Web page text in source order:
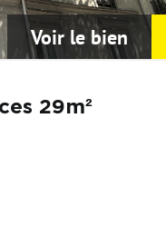
Voir le bien
29m²